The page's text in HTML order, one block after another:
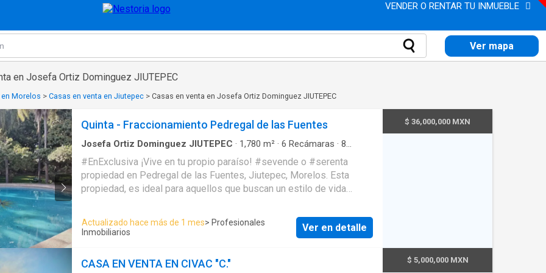
VENDER O RENTAR TU INMUEBLE
Ver mapa
en Josefa Ortiz Dominguez JIUTEPEC
Morelos > Casas en venta en Jiutepec > Casas en venta en Josefa Ortiz Dominguez JIUTEPEC
Quinta - Fraccionamiento Pedregal de las Fuentes
Josefa Ortiz Dominguez JIUTEPEC · 1,780 m² · 6 Recámaras · 8
Asador·Internet·Sauna
#EnExclusiva ¡Vive en tu propio paraíso! #sevende o #serenta
propiedad en Pedregal de las Fuentes, Jiutepec, Morelos. Esta
propiedad, es ideal para aquellos que buscan un estilo de vida
por la exuberante vegetación que enmarca la propiedad. Relájate en
-8 baños completos -3 medios baños. -Un departamento especial
Actualizado hace más de 1 mes> Profesionales
Inmobiliarios
Ver en detalle
$ 36,000,000 MXN
CASA EN VENTA EN CIVAC "C." $ 5,000,000 MXN